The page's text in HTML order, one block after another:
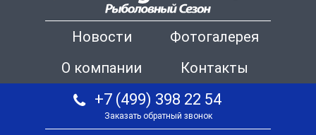
Новости
Фотогалерея
О компании
Контакты
+7 (499) 398 22 54
Заказать обратный звонок